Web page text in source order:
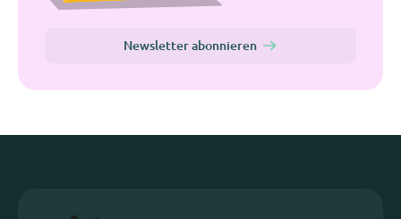
Newsletter abonnieren